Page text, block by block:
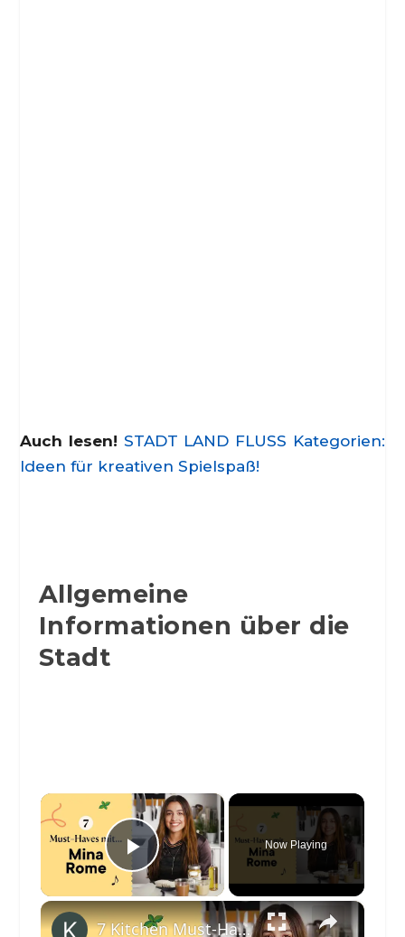
Auch lesen! STADT LAND FLUSS Kategorien:
Ideen für kreativen Spielspaß!
Allgemeine
Informationen über die
Stadt
×
Play Video
Now Playing
×
7 Kitchen Must-Haves (Vegan Edition) mit @Mina_Rome